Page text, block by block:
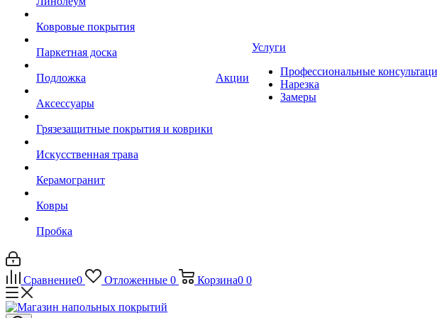
Ковровые покрытия
Паркетная доска
Подложка
Аксессуары
Грязезащитные покрытия и коврики
Искусственная трава
Керамогранит
Ковры
Пробка
Акции
Услуги
Профессиональные
Нарезка
Замеры
Сравнение0 Отложенные 0 Корзина0 0